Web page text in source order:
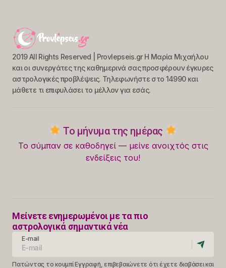
2019 All Rights Reserved | Provlepseis.gr Η Μαρία Μιχαήλου
και οι συνεργάτες της καθημερινά σας προσφέρουν έγκυρες
αστρολογικές προβλέψεις. Τηλεφωνήστε στο 14990 και
μάθετε τι επιφυλάσει το μέλλον για εσάς.
Το μήνυμα της ημέρας
Το σύμπαν σε καθοδηγεί — μείνε ανοιχτός στις
ενδείξεις του!
Μείνετε ενημερωμένοι με τα πιο
αστρολογικά σημαντικά νέα
E-mail
Πατώντας το κουμπί Εγγραφή, επιβεβαιώνετε ότι έχετε διαβάσει και